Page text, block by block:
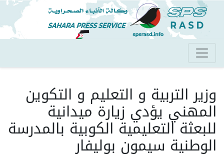
تجاوز
إلى
المحتوى
الرئيسي
وزير التربية و التعليم و التكوين
المهني يؤدي زيارة ميدانية
للبعثة التعليمية الكوبية بالمدرسة
الوطنية سيمون بوليفار